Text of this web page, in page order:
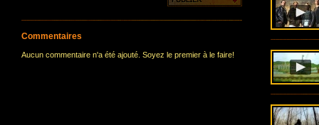
Commentaires
Aucun commentaire n'a été ajouté. Soyez le premier à le faire!